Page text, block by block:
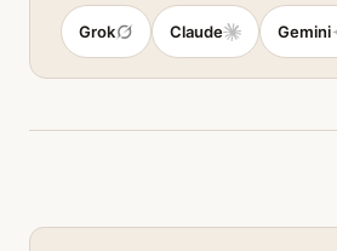
Gemini
Claude
Grok